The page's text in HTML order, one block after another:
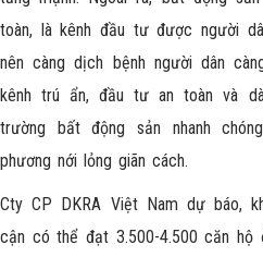
toàn, là kênh đầu tư được người
nên càng dịch bệnh người dân
kênh trú ẩn, đầu tư an toàn và
trường bất động sản nhanh
phương nới lỏng giãn cách.
Cty CP DKRA Việt Nam dự báo,
cận có thể đạt 3.500-4.500 căn